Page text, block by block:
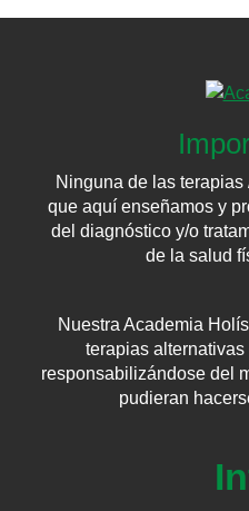
Ninguna de las
que aquí enseñamos y
del diagnóstico y/o
de la salud
Nuestra Academia
terapias
responsabilizándose del
pudieran